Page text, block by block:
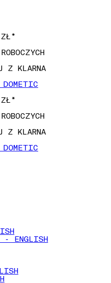
ZŁ*
Z KLARNA
ZŁ*
Z KLARNA
- ENGLISH